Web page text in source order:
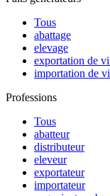
Tous
abattage
elevage
exportation de
importation de
Professions
Tous
abatteur
distributeur
eleveur
exportateur
importateur